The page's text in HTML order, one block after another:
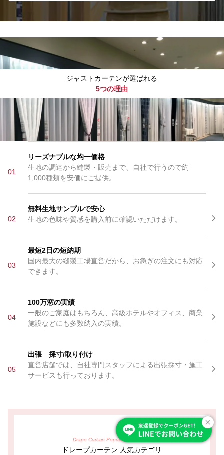
ジャストカーテンが選ばれる
5つの理由
01
リーズナブルな均一価格
生地の調達から縫製・販売まで、自社で行うので約
1,000種類を安価にご提供。
02
無料生地サンプルで安心
生地の色味や質感を購入前に確認いただけます。
03
最短2日の短納期
国内最大の縫製工場直営だから、お急ぎの注文にも対応
できます。
04
100万窓の実績
一般のご家庭はもちろん、高級ホテルやオフィス、商業
施設などにも多数納入の実績。
05
出張 採寸/取り付け
直営店舗では、自社専門スタッフによる出張採寸・施工
サービスも行っております。
Drape Curtain Popular Categories
ドレープカーテン 人気カテゴリ